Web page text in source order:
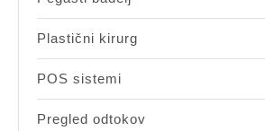
Plastični kirurg
POS sistemi
Pregled odtokov